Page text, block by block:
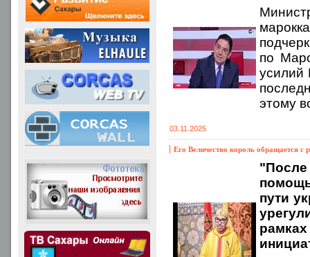
по
усилий
этому
03.11.2025
Его Величество король обращается с
пути